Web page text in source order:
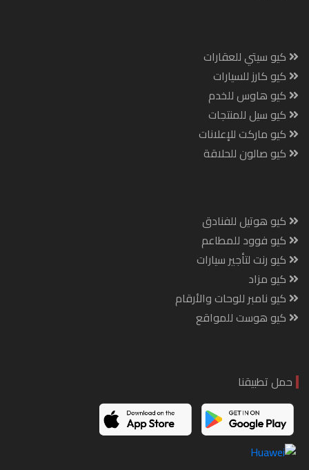
كيو سيتي للعقارات
كيو كارز للسيارات
كيو هاوس للخدم
كيو سيل للمنتجات
كيو ماركت للإعلانات
كيو صالون للحلاقة
كيو هوتيل للفنادق
كيو فوود للمطاعم
كيو رنت لتأجير سيارات
كيو مزاد
كيو نامبر للوحات والأرقام
كيو هوست للمواقع
حمل تطبيقنا